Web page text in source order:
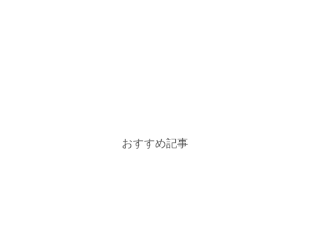
おすすめ記事